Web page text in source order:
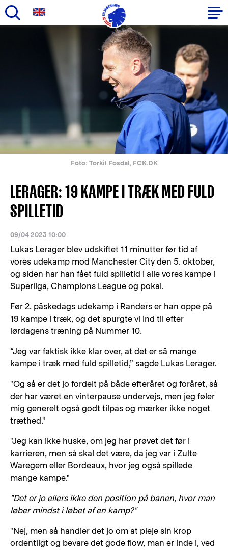
Foto: Torkil Fosdal, FCK.DK
LERAGER: 19 KAMPE I TRÆK MED FULD
SPILLETID
09/04 2023 10:00
Lukas Lerager blev udskiftet 11 minutter før tid af
vores udekamp mod Manchester City den 5. oktober,
og siden har han fået fuld spilletid i alle vores kampe i
Superliga, Champions League og pokal.
Før 2. påskedags udekamp i Randers er han oppe på
19 kampe i træk, og det spurgte vi ind til efter
lørdagens træning på Nummer 10.
“Jeg var faktisk ikke klar over, at det er så mange
kampe i træk med fuld spilletid,” sagde Lukas Lerager.
"Og så er det jo fordelt på både efteråret og foråret, så
der har været en vinterpause undervejs, men jeg føler
mig generelt også godt tilpas og mærker ikke noget
træthed."
"Jeg kan ikke huske, om jeg har prøvet det før i
karrieren, men så skal det være, da jeg var i Zulte
Waregem eller Bordeaux, hvor jeg også spillede
mange kampe."
"Det er jo ellers ikke den position på banen, hvor man
løber mindst i løbet af en kamp?"
"Nej, men så handler det jo om at pleje sin krop
ordentligt og bevare det gode flow, man er inde i, ved